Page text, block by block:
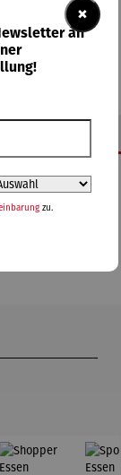
×
an
zu.